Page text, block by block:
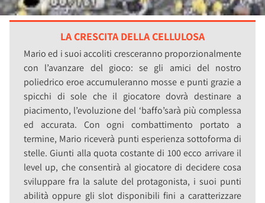
LA CRESCITA DELLA CELLULOSA
Mario ed i suoi accoliti cresceranno proporzionalmente
con l’avanzare del gioco: se gli amici del nostro
poliedrico eroe accumuleranno mosse e punti grazie a
spicchi di sole che il giocatore dovrà destinare a
piacimento, l’evoluzione del ‘baffo’sarà più complessa
ed accurata. Con ogni combattimento portato a
termine, Mario riceverà punti esperienza sottoforma di
stelle. Giunti alla quota costante di 100 ecco arrivare il
level up, che consentirà al giocatore di decidere cosa
sviluppare fra la salute del protagonista, i suoi punti
abilità oppure gli slot disponibili fini a caratterizzare